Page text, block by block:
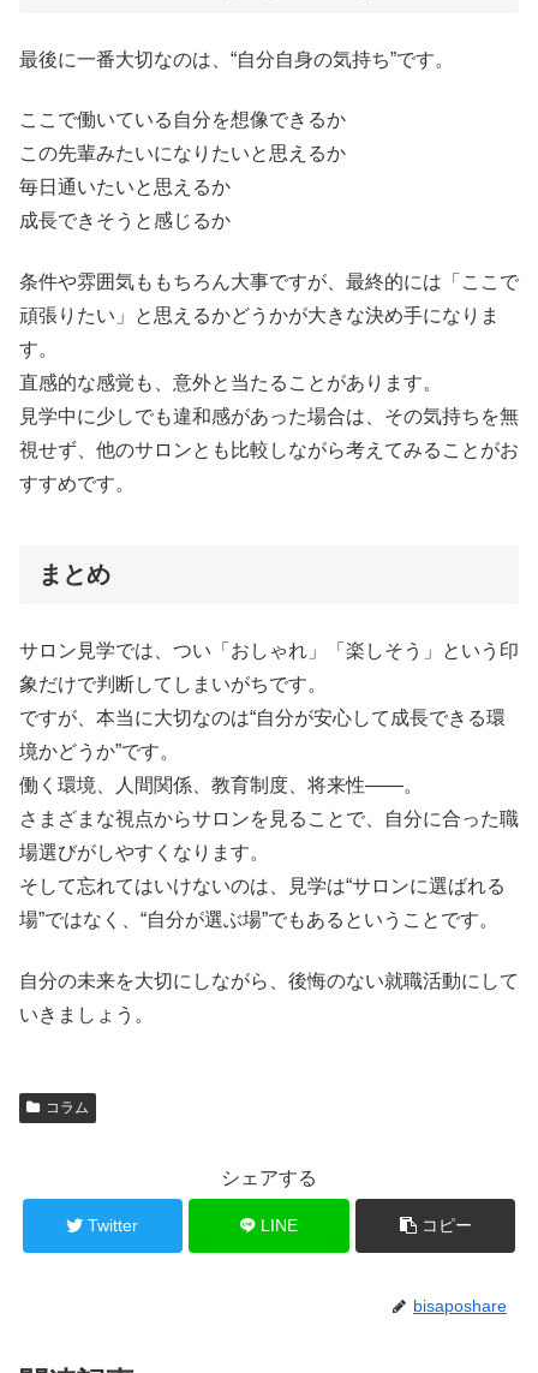
最後に一番大切なのは、“自分自身の気持ち”です。
ここで働いている自分を想像できるか
この先輩みたいになりたいと思えるか
毎日通いたいと思えるか
成長できそうと感じるか
条件や雰囲気ももちろん大事ですが、最終的には「ここで
頑張りたい」と思えるかどうかが大きな決め手になりま
す。
直感的な感覚も、意外と当たることがあります。
見学中に少しでも違和感があった場合は、その気持ちを無
視せず、他のサロンとも比較しながら考えてみることがお
すすめです。
まとめ
サロン見学では、つい「おしゃれ」「楽しそう」という印
象だけで判断してしまいがちです。
ですが、本当に大切なのは“自分が安心して成長できる環
境かどうか”です。
働く環境、人間関係、教育制度、将来性――。
さまざまな視点からサロンを見ることで、自分に合った職
場選びがしやすくなります。
そして忘れてはいけないのは、見学は“サロンに選ばれる
場”ではなく、“自分が選ぶ場”でもあるということです。
自分の未来を大切にしながら、後悔のない就職活動にして
いきましょう。
コラム
シェアする
Twitter LINE コピー
bisaposhare